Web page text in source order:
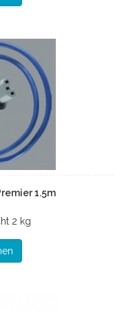
1.5m
2 kg